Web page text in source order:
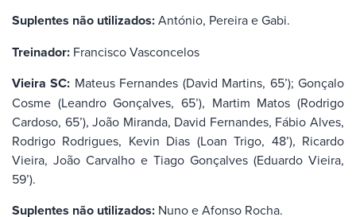
Suplentes não utilizados:António, Pereira e Gabi.
Treinador: Francisco Vasconcelos
Vieira SC: Mateus Fernandes (David Martins, 65’); Gonçalo
Cosme (Leandro Gonçalves, 65’), Martim Matos (Rodrigo
Cardoso, 65’), João Miranda, David Fernandes, Fábio Alves,
Rodrigo Rodrigues, Kevin Dias (Loan Trigo, 48’), Ricardo
Vieira, João Carvalho e Tiago Gonçalves (Eduardo Vieira,
59’).
Suplentes não utilizados: Nuno e Afonso Rocha.